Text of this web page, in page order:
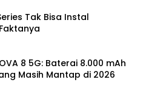
Tak Bisa Instal
8 5G: Baterai 8.000 mAh
Masih Mantap di 2026